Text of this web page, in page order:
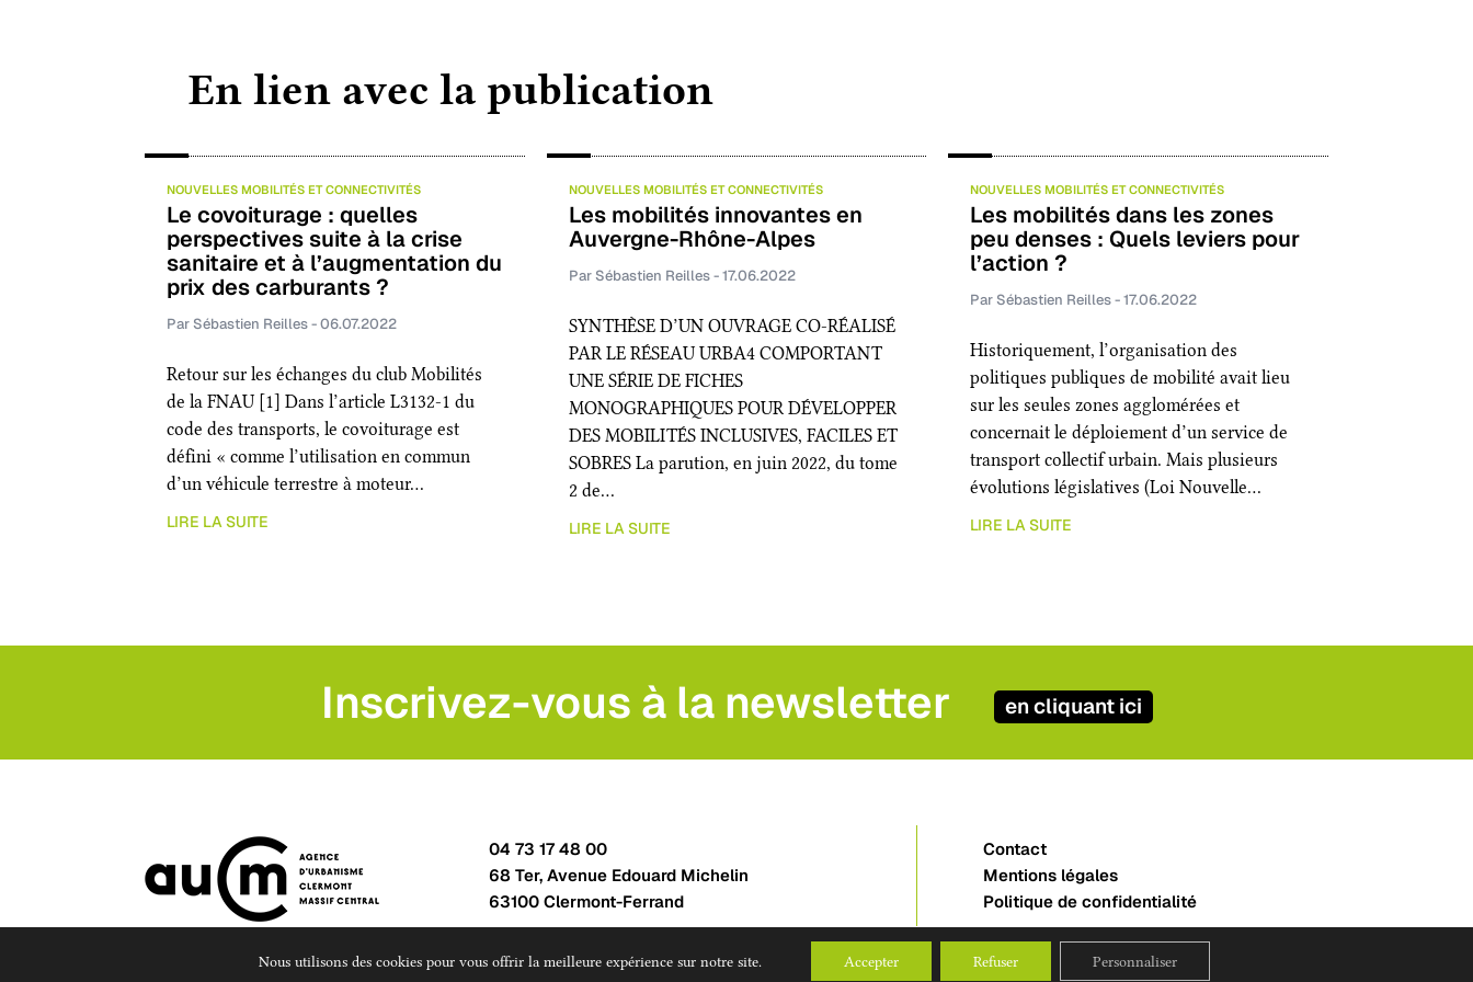
o
o
En lien avec la publication
NOUVELLES MOBILITÉS ET CONNECTIVITÉS
Le covoiturage : quelles
perspectives suite à la crise
sanitaire et à l’augmentation du
prix des carburants ?
Par Sébastien Reilles - 06.07.2022
Retour sur les échanges du club Mobilités
de la FNAU [1] Dans l’article L3132-1 du
code des transports, le covoiturage est
défini « comme l’utilisation en commun
d’un véhicule terrestre à moteur…
LIRE LA SUITE
NOUVELLES MOBILITÉS ET CONNECTIVITÉS
Les mobilités innovantes en
Auvergne-Rhône-Alpes
Par Sébastien Reilles - 17.06.2022
SYNTHÈSE D’UN OUVRAGE CO-RÉALISÉ
PAR LE RÉSEAU URBA4 COMPORTANT
UNE SÉRIE DE FICHES
MONOGRAPHIQUES POUR DÉVELOPPER
DES MOBILITÉS INCLUSIVES, FACILES ET
SOBRES La parution, en juin 2022, du tome
2 de…
LIRE LA SUITE
NOUVELLES MOBILITÉS ET CONNECTIVITÉS
Les mobilités dans les zones
peu denses :Quels leviers pour
l’action ?
Par Sébastien Reilles - 17.06.2022
Historiquement, l’organisation des
politiques publiques de mobilité avait lieu
sur les seules zones agglomérées et
concernait le déploiement d’un service de
transport collectif urbain. Mais plusieurs
évolutions législatives (Loi Nouvelle…
LIRE LA SUITE
Inscrivez-vous à la newsletter en cliquant ici
04 73 17 48 00
68 Ter, Avenue Edouard Michelin
63100 Clermont-Ferrand
Contact
Mentions légales
Politique de confidentialité
Nous utilisons des cookies pour vous offrir la meilleure expérience sur notre site. Accepter Refuser Personnaliser